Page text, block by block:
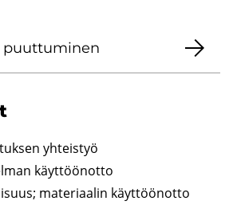
puut­tu­mi­nen
yh­teis­työ
käyt­töön­ot­to
ma­te­ri­aa­lin käyt­töön­ot­to